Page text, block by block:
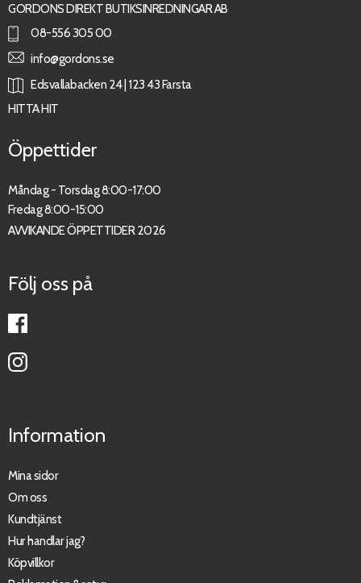
GORDONS DIREKT BUTIKSINREDNINGAR AB
08-556 305 00
info@gordons.se
Edsvallabacken 24 | 123 43 Farsta
HITTA HIT
Öppettider
Måndag - Torsdag 8:00-17:00
Fredag 8:00-15:00
AVVIKANDE ÖPPETTIDER 2026
Följ oss på
Information
Mina sidor
Om oss
Kundtjänst
Hur handlar jag?
Köpvillkor